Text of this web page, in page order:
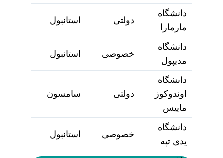
دانشگاه
مارمارا
دولتی استانبول
دانشگاه
مدیپول
خصوصی استانبول
دانشگاه
اوندوکوز
ماییس
دولتی سامسون
دانشگاه
یدی تپه
خصوصی استانبول